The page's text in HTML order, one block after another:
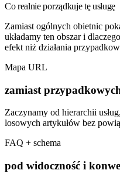
Co realnie porządkuje tę usługę
Zamiast ogólnych obietnic
układamy ten obszar i
efekt niż działania
Mapa URL
zamiast
Zaczynamy od hierarchii
losowych artykułów bez
FAQ + schema
pod widoczność i